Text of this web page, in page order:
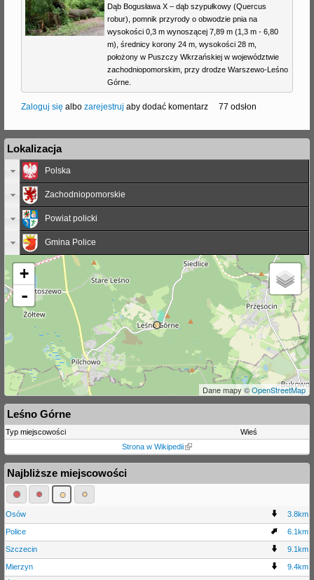
Dąb Bogusława X – dąb szypułkowy (Quercus
robur), pomnik przyrody o obwodzie pnia na
wysokości 0,3 m wynoszącej 7,89 m (1,3 m - 6,80
m), średnicy korony 24 m, wysokości 28 m,
położony w Puszczy Wkrzańskiej w województwie
zachodniopomorskim, przy drodze Warszewo-Leśno
Górne.
Zaloguj się albo zarejestruj aby dodać komentarz 77 odsłon
Lokalizacja
Polska
Zachodniopomorskie
Powiat policki
Gmina Police
+
-
Dane mapy ©OpenStreetMap
Leśno Górne
Typ miejscowości
Wieś
Strona w Wikipedii
Najbliższe miejscowości
Osów 3.8km
Police 6.1km
Szczecin 9.1km
Mierzyn 9.4km